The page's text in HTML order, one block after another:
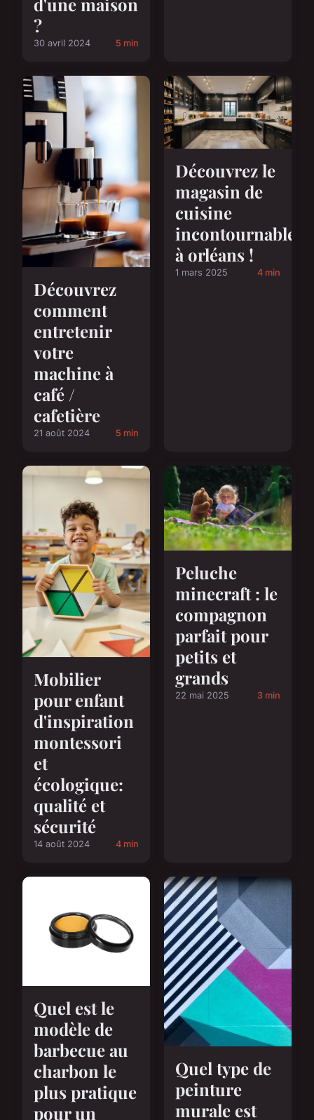
?
30 avril 2024 5 min
Découvrez
comment
entretenir
votre
machine à
café /
cafetière
21 août 2024 5 min
Découvrez le
magasin de
cuisine
incontournable
à orléans !
1 mars 2025 4 min
Mobilier
pour enfant
d'inspiration
montessori
et
écologique:
qualité et
sécurité
14 août 2024 4 min
Peluche
minecraft : le
compagnon
parfait pour
petits et
grands
22 mai 2025 3 min
Quel est le
modèle de
barbecue au
charbon le
plus pratique
pour un
Quel type de
peinture
murale est